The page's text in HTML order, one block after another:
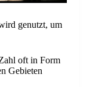
genutzt, um
oft in Form
Gebieten